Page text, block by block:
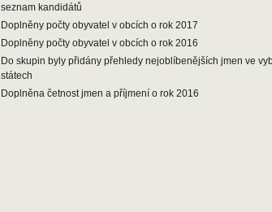
seznam kandidátů
Doplněny počty obyvatel v obcích o rok 2017
Doplněny počty obyvatel v obcích o rok 2016
Do skupin byly přidány přehledy nejoblíbenějších jmen ve
státech
Doplněna četnost jmen a příjmení o rok 2016